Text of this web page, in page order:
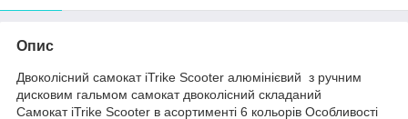
Опис
Двоколісний самокат iTrike Scooter алюмінієвий з ручним
дисковим гальмом самокат двоколісний складаний
Самокат iTrike Scooter в асортименті 6 кольорів Особливості